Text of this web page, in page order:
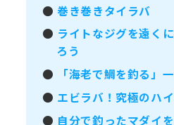
●巻き巻きタイラバ
● ライトなジグを遠く
ろう
●
「海老で鯛を釣る」
● エビラバ！究極のハ
● 自分で釣ったマダイ